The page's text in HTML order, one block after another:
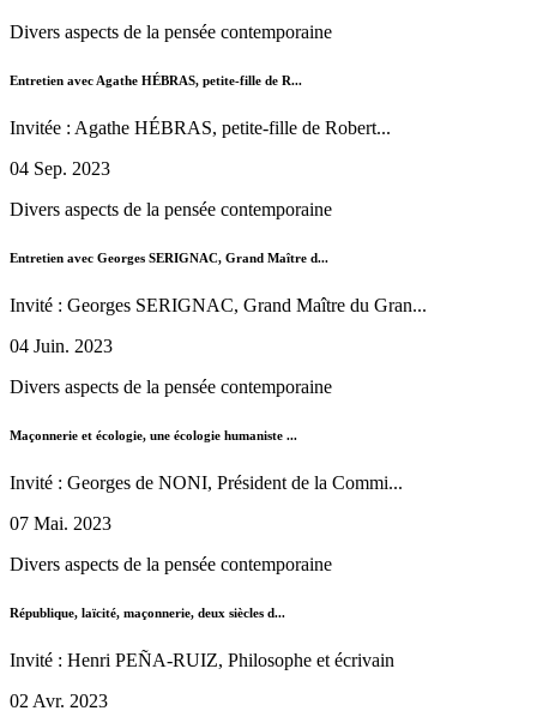
Divers aspects de la pensée contemporaine
Entretien avec Agathe HÉBRAS, petite-fille de R...
Invitée : Agathe HÉBRAS, petite-fille de Robert...
04 Sep. 2023
Divers aspects de la pensée contemporaine
Entretien avec Georges SERIGNAC, Grand Maître d...
Invité : Georges SERIGNAC, Grand Maître du Gran...
04 Juin. 2023
Divers aspects de la pensée contemporaine
Maçonnerie et écologie, une écologie humaniste ...
Invité : Georges de NONI, Président de la Commi...
07 Mai. 2023
Divers aspects de la pensée contemporaine
République, laïcité, maçonnerie, deux siècles d...
Invité : Henri PEÑA-RUIZ, Philosophe et écrivain
02 Avr. 2023